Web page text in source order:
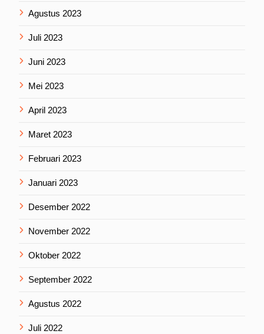
Agustus 2023
Juli 2023
Juni 2023
Mei 2023
April 2023
Maret 2023
Februari 2023
Januari 2023
Desember 2022
November 2022
Oktober 2022
September 2022
Agustus 2022
Juli 2022